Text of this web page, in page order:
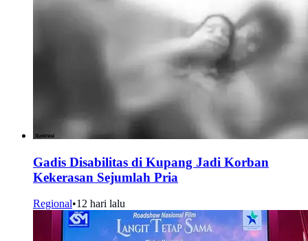
Gadis Disabilitas di Kupang Jadi Korban
Kekerasan Sejumlah Pria
Regional•12 hari lalu